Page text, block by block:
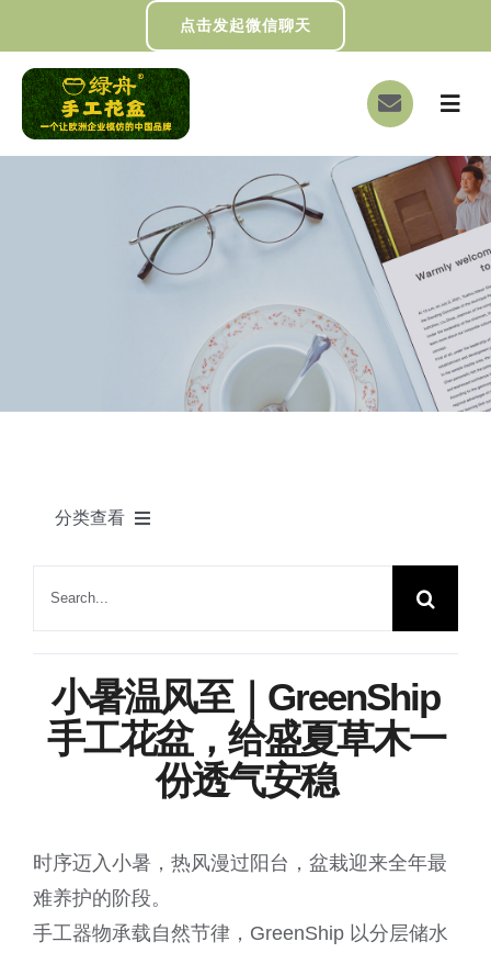
过
点击发起微信聊天
切
导
航
首页
关于我们
DIY制作
分类查看
家居一角
园艺知识
展会动态
小暑温风至｜GreenShip
手工花盆，给盛夏草木一
份透气安稳
时序迈入小暑，热风漫过阳台，盆栽迎来全年最
难养护的阶段。
手工器物承载自然节律，GreenShip 以分层储水